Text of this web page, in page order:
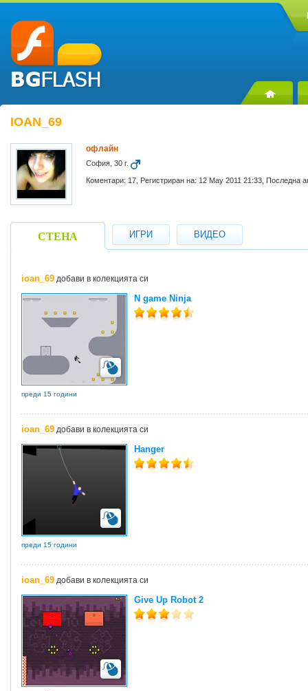
IOAN_69
офлайн
София, 30 г.
Коментари: 17, Регистриран на: 12 May 2011 21:33, Последна
СТЕНА ИГРИ ВИДЕО
ioan_69 добави в колекцията си
N game Ninja
преди 15 години
ioan_69 добави в колекцията си
Hanger
преди 15 години
ioan_69 добави в колекцията си
Give Up Robot 2